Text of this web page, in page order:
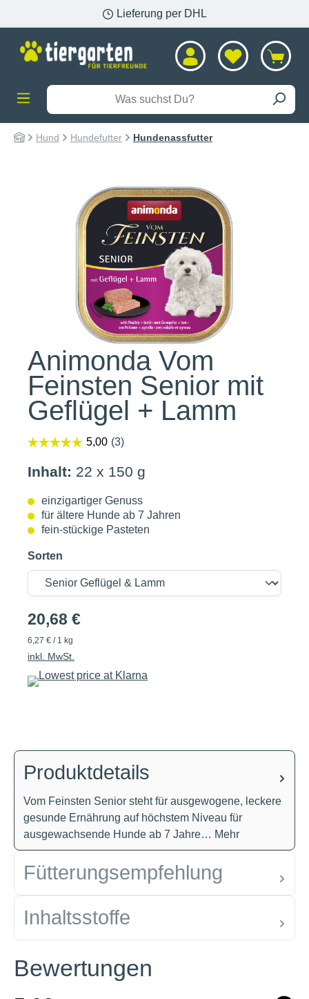
Lieferung per DHL
Hund Hundefutter Hundenassfutter
Bildergalerie überspringen
Animonda Vom
Feinsten Senior mit
Geflügel + Lamm
Inhalt: 22 x 150 g
einzigartiger Genuss
für ältere Hunde ab 7 Jahren
fein-stückige Pasteten
Sorten
20,68 €
6,27 € / 1 kg
inkl. MwSt.
Produktdetails
Vom Feinsten Senior steht für ausgewogene, leckere
gesunde Ernährung auf höchstem Niveau für
ausgewachsende Hunde ab 7 Jahre… Mehr
Fütterungsempfehlung
Inhaltsstoffe
Bewertungen